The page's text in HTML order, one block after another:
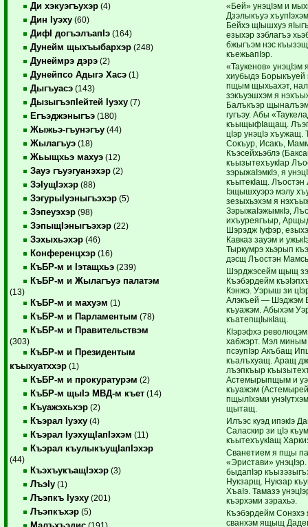
Ди хэкуэгъухэр (4)
Дин Iуэху (60)
ДифI догъэлъапIэ (164)
Дунейм щыхъыбархэр (248)
Дунеймрэ дэрэ (2)
Дунейпсо Адыгэ Хасэ (1)
Дыгъуасэ (143)
ДызыгъэпIейтей Iуэху (7)
Егъэджэныгъэ (180)
Жыжьэ-гъунэгъу (44)
Жылагъуэ (18)
Жьыщхьэ махуэ (12)
Зауэ гъуэгуанэхэр (2)
ЗэIущIэхэр (88)
ЗэгурыIуэныгъэхэр (5)
Зэпеуэхэр (98)
ЗэпыщIэныгъэхэр (22)
Зэхыхьэхэр (46)
Конференцхэр (16)
КъБР-м и Iэтащхьэ (239)
КъБР-м и Жылагъуэ палатэм
(13)
КъБР-м и махуэм (1)
КъБР-м и Парламентым (78)
КъБР-м и Правительствэм
(303)
КъБР-м и Президентым
къыхуатххэр (1)
КъБР-м и прокуратурэм (2)
КъБР-м щыIэ МВД-м къет (14)
Къуажэхьхэр (2)
Къэрал Iуэху (4)
Къэрал IуэхущIапIэхэм (11)
Къэрал къулыкъущIапIэхэр
(44)
КъэхъукъащIэхэр (3)
ЛъэIу (1)
Лъэпкъ Iуэху (201)
Лъэпкъхэр (5)
(191)
«Бей» унэцIэм и
Дзэлыкъуэ
Бейхэ щIышхуэ
езыхэр зэблагъэ
бжыгъэм нэс
къежьапIэр.
«Таукенов»
хиубыдэ
пщым щыхьахэт,
зэкъуэшхэм я
Балъкъэр
гугъэу. Абы
къыщыфIащащ.
цIэр унэцIэ хъужащ.
Сокъур, Исакъ,
Къэсейхьэблэ
къызытехъукIар
зэрыжаIэмкIэ, я
къытекIащ. Лъостэн
Iэщышхуэрэ мэлу
зезыхьэхэм я
ЗэрыжаIэжымкIэ,
ихъуреягъыр,
Шэрэдж Iуфэр,
Кавказ зауэм и
Тыркумрэ хьэрып
дэсщ Лъостэн
Шэрджэсейм щыщ
Къэбэрдейм
Кэнжэ. Уэрыш зи
Алэкъей — Шэджэм
къуажэм. Абыхэм
къатепщIыкIащ.
КIэрэфхэ революцэм
хабжэрт. Мэл миным
псэупIэр Акъбащ
къалъхуащ. Аращ
лъэпкъыр
Астемырыпщым и
къуажэм
пщылIхэми
щытащ.
Илъэс куэд ипэкIэ
Саласкир зи цIэ
къытехъукIащ
Сванетием я пщы
«Эристави»
быдапIэр
Нукзарщ. Нукзар
ХъаIэ. Тамазэ
къэрхэми зэрахьэ.
Къэбэрдейм Сонэхэ
сванхэм ящыщ